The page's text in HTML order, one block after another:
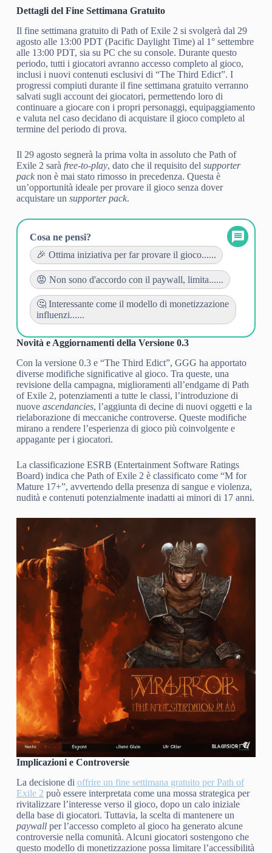
Dettagli del Fine Settimana Gratuito
Il fine settimana gratuito di Path of Exile 2 si svolgerà dal 29
agosto alle 13:00 PDT (Pacific Daylight Time) al 1° settembre
alle 13:00 PDT, sia su PC che su console. Durante questo
periodo, tutti i giocatori avranno accesso completo al gioco,
inclusi i nuovi contenuti esclusivi di “The Third Edict”. I
progressi compiuti durante il fine settimana gratuito verranno
salvati sugli account dei giocatori, permettendo loro di
continuare a giocare con i propri personaggi, equipaggiamento
e valuta nel caso decidano di acquistare il gioco completo al
termine del periodo di prova.
Il 29 agosto segnerà la prima volta in assoluto che Path of
Exile 2 sarà free-to-play, dato che il requisito del supporter
packnon è mai stato rimosso in precedenza. Questa è
un’opportunità ideale per provare il gioco senza dover
acquistare un supporter pack.
Cosa ne pensi?
🎉 Ottima iniziativa per far provare il gioco......
😡 Non sono d'accordo con il paywall, limita......
🤔 Interessante come il modello di monetizzazione
influenzi......
Novità e Aggiornamenti della Versione 0.3
Con la versione 0.3 e “The Third Edict”, GGG ha apportato
diverse modifiche significative al gioco. Tra queste, una
revisione della campagna, miglioramenti all’endgame di Path
of Exile 2, potenziamenti a tutte le classi, l’introduzione di
nuove ascendancies, l’aggiunta di decine di nuovi oggetti e la
rielaborazione di meccaniche controverse. Queste modifiche
mirano a rendere l’esperienza di gioco più coinvolgente e
appagante per i giocatori.
La classificazione ESRB (Entertainment Software Ratings
Board) indica che Path of Exile 2 è classificato come “M for
Mature 17+”, avvertendo della presenza di sangue e violenza,
nudità e contenuti potenzialmente inadatti ai minori di 17 anni.
Implicazioni e Controversie
La decisione di offrire un fine settimana gratuito per Path of
Exile 2 può essere interpretata come una mossa strategica per
rivitalizzare l’interesse verso il gioco, dopo un calo iniziale
della base di giocatori. Tuttavia, la scelta di mantenere un
paywallper l’accesso completo al gioco ha generato alcune
controversie nella comunità. Alcuni giocatori sostengono che
questo modello di monetizzazione possa limitare l’accessibilità